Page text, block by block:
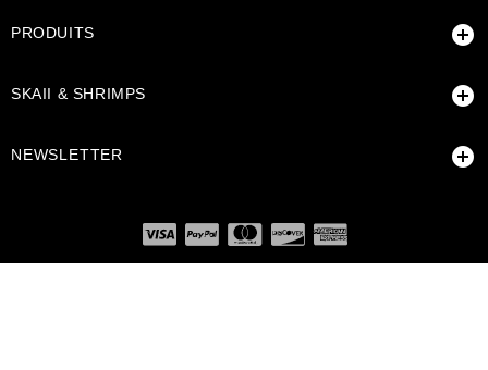
PRODUITS 
SKAII & SHRIMPS 
NEWSLETTER 